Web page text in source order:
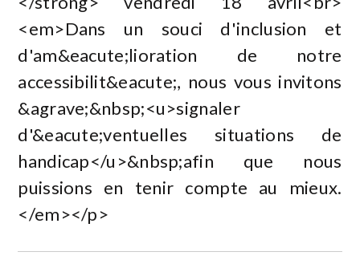
<em>Dans un souci d'inclusion et
d'am&eacute;lioration de notre
accessibilit&eacute;, nous vous invitons
&agrave;&nbsp;<u>signaler
d'&eacute;ventuelles situations de
handicap</u>&nbsp;afin que nous
puissions en tenir compte au mieux.
</em></p>